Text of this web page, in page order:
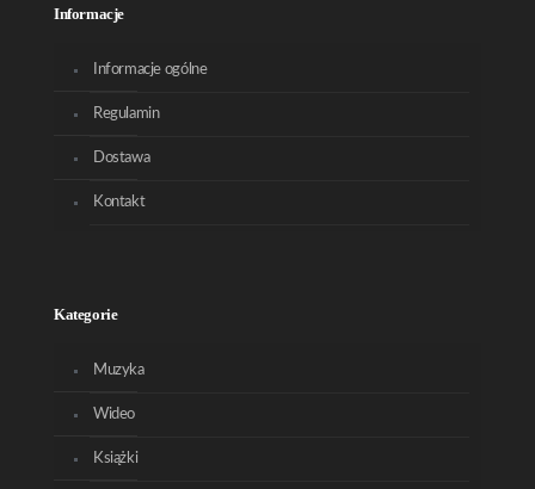
Informacje
Informacje ogólne
Regulamin
Dostawa
Kontakt
Kategorie
Muzyka
Wideo
Książki